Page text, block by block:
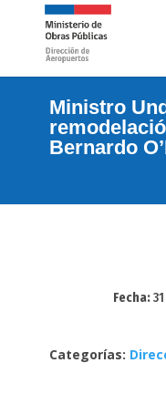
Ministro
Bernardo
Fecha:
Categorías: